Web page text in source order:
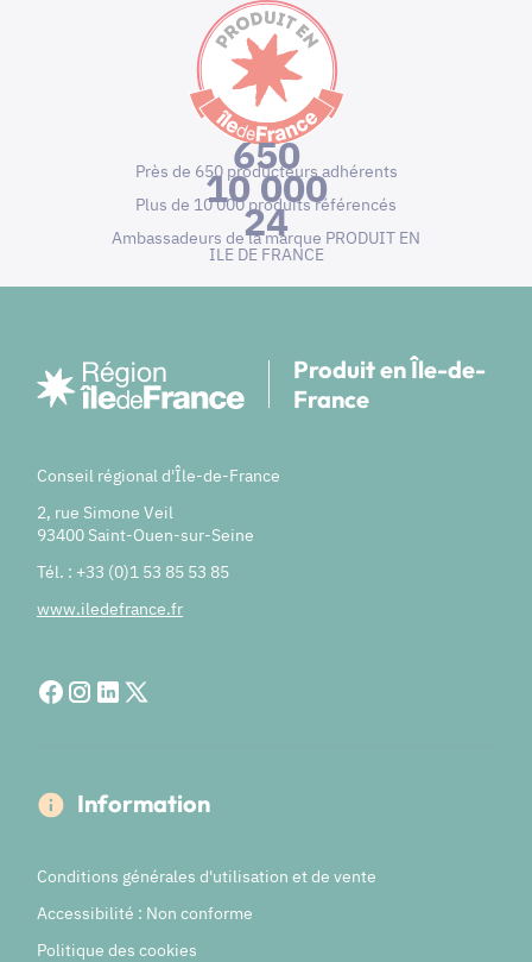
650
Près de 650 producteurs adhérents
10 000
Plus de 10 000 produits référencés
24
Ambassadeurs de la marque PRODUIT EN
ILE DE FRANCE
Produit en Île-de-
France
Conseil régional d'Île-de-France
2, rue Simone Veil
93400 Saint-Ouen-sur-Seine
Tél. : +33 (0)1 53 85 53 85
www.iledefrance.fr
Information
Conditions générales d'utilisation et de vente
Accessibilité : Non conforme
Politique des cookies